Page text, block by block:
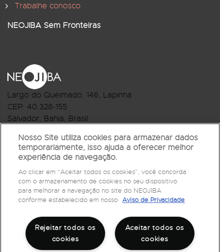
Trabalhe conosco
NEOJIBA Sem Fronteiras
Largo do Queimado, 146, Lapinha
CEP: 40.328-155
Salvador, Bahia, Brasil
R.Monte Castelo Nº 62, Bairro Barbalho
CEP: 40.301-210
Salvador, Bahia, Brasil
Telefone:(71) 3032-1073
Nosso Site utiliza cookies para armazenar dados
temporariamente, isso ajuda a oferecer melhor
experiência de navegação.
Ao clicar em “Aceitar todos os cookies”, você concorda
com o armazenamento de cookies no seu dispositivo
para melhorar a navegação no site do NEOJIBA
conforme estabelecido em nosso Aviso de Privacidade
Aceitar todos os
cookies
Rejeitar todos os
cookies